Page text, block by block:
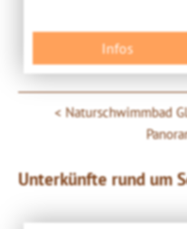
Infos
Naturschwimmbad
Unterkünfte rund um